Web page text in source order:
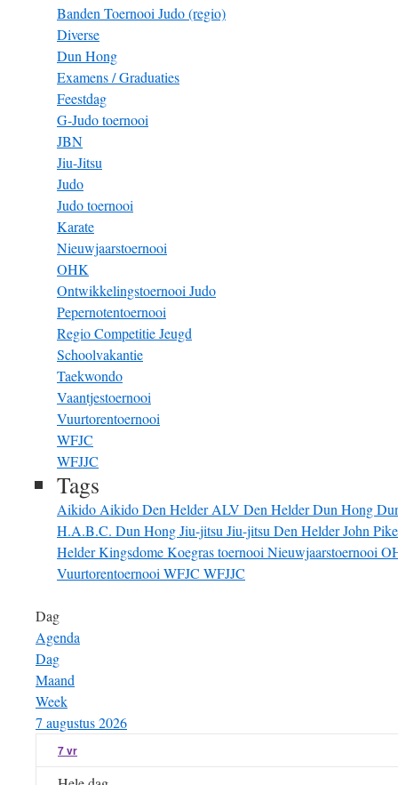
Banden Toernooi Judo (regio)
Diverse
Dun Hong
Examens / Graduaties
Feestdag
G-Judo toernooi
JBN
Jiu-Jitsu
Judo
Judo toernooi
Karate
Nieuwjaarstoernooi
OHK
Ontwikkelingstoernooi Judo
Pepernotentoernooi
Regio Competitie Jeugd
Schoolvakantie
Taekwondo
Vaantjestoernooi
Vuurtorentoernooi
WFJC
WFJJC
Tags
Aikido Aikido Den HelderALV Den HelderDun Hong
H.A.B.C. Dun HongJiu-jitsu Jiu-jitsu Den HelderJohn
HelderKingsdomeKoegras toernooi Nieuwjaarstoernooi
Vuurtorentoernooi WFJC WFJJC
Dag
Agenda
Dag
Maand
Week
7 augustus 2026
7vr